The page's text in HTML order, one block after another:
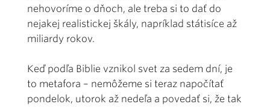
nehovoríme o dňoch, ale treba si to dať do
nejakej realistickej škály, napríklad státisíce až
miliardy rokov.
Keď podľa Biblie vznikol svet za sedem dní, je
to metafora – nemôžeme si teraz napočítať
pondelok, utorok až nedeľa a povedať si, že tak